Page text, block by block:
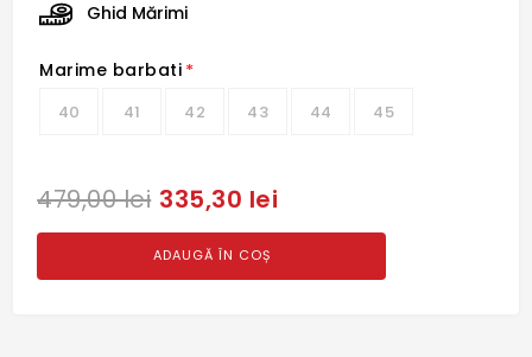
Ghid Mărimi
Marime barbati *
40 41 42 43 44 45
479,00 lei 335,30 lei
ADAUGĂ ÎN COȘ